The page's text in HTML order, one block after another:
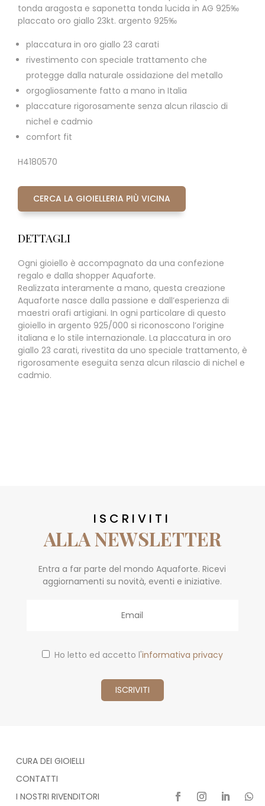
tonda aragosta e saponetta tonda lucida in AG 925‰
placcato oro giallo 23kt. argento 925‰
placcatura in oro giallo 23 carati
rivestimento con speciale trattamento che
protegge dalla naturale ossidazione del metallo
orgogliosamente fatto a mano in Italia
placcature rigorosamente senza alcun rilascio di
nichel e cadmio
comfort fit
H4180570
CERCA LA GIOIELLERIA PIÙ VICINA
DETTAGLI
Ogni gioiello è accompagnato da una confezione
regalo e dalla shopper Aquaforte.
Realizzata interamente a mano, questa creazione
Aquaforte nasce dalla passione e dall’esperienza di
maestri orafi artigiani. In ogni particolare di questo
gioiello in argento 925/000 si riconoscono l’origine
italiana e lo stile internazionale. La placcatura in oro
giallo 23 carati, rivestita da uno speciale trattamento, è
rigorosamente eseguita senza alcun rilascio di nichel e
cadmio.
ISCRIVITI
ALLA NEWSLETTER
Entra a far parte del mondo Aquaforte. Ricevi
aggiornamenti su novità, eventi e iniziative.
Ho letto ed accetto l'informativa privacy
CURA DEI GIOIELLI
CONTATTI
I NOSTRI RIVENDITORI